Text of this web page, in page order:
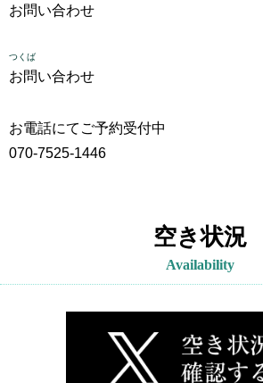
お問い合わせ
つくば
お問い合わせ
お電話にてご予約受付中
070-7525-1446
空き状況
Availability